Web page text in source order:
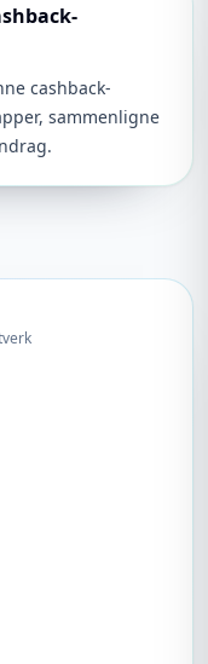
cashback-
sammenligne